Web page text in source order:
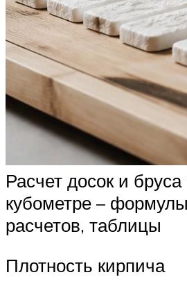
Расчет досок и
кубометре –
расчетов, таблицы
Плотность кирпича